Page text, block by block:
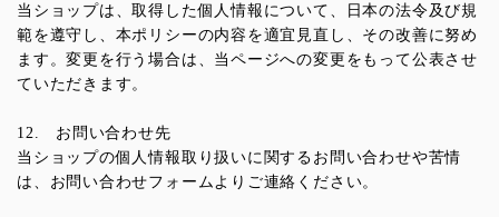
当ショップは、取得した個人情報について、日本の法令及び規
範を遵守し、本ポリシーの内容を適宜見直し、その改善に努め
ます。変更を行う場合は、当ページへの変更をもって公表させ
ていただきます。
12. お問い合わせ先
当ショップの個人情報取り扱いに関するお問い合わせや苦情
は、お問い合わせフォームよりご連絡ください。